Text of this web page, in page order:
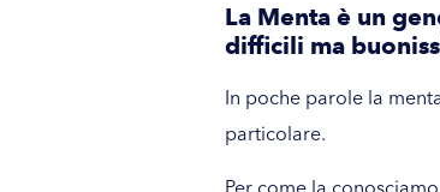
La Menta è un
difficili ma
In poche parole la
particolare.
Per come la